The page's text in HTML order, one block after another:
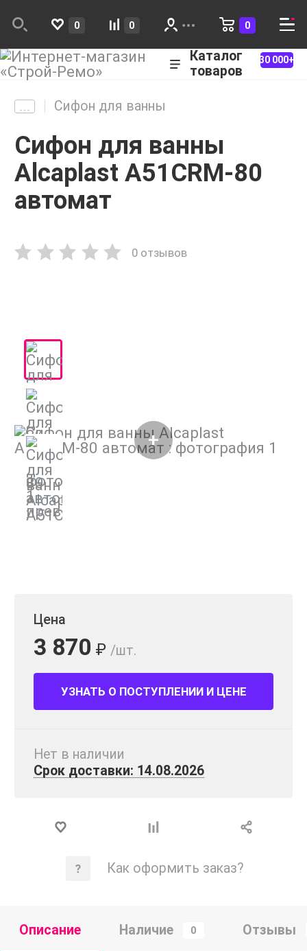
0 0 0
Каталог
товаров
30 000+
Сифон для ванны
Сифон для ванны
Alcaplast А51CRM-80
автомат
0 отзывов
Цена
3 870 ₽ /шт.
УЗНАТЬ О ПОСТУПЛЕНИИ И ЦЕНЕ
Нет в наличии
Срок доставки: 14.08.2026
Как оформить заказ?
Описание Наличие 0 Отзывы